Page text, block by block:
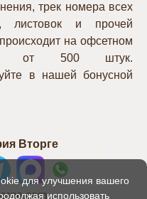
для улучшения вашего
использовать
трек номера всех
листовок и прочей
на офсетном
от 500 штук.
в нашей бонусной
Вторге